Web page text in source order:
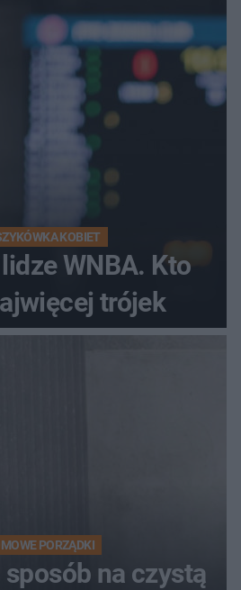
KOBIET
WNBA. Kto
trójek
PORZĄDKI
na czystą